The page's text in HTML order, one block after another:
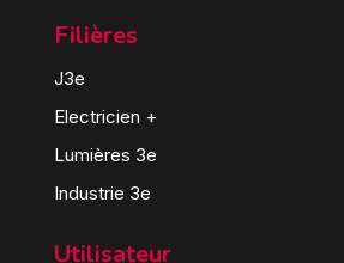
Filières
J3e
Electricien +
Lumières 3e
Industrie 3e
Utilisateur